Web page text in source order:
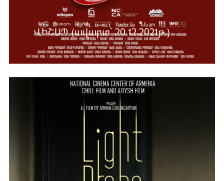
ՎԻՇԱՊ (ավարտ՝ 20.12.2021թ.)
Ավելին …